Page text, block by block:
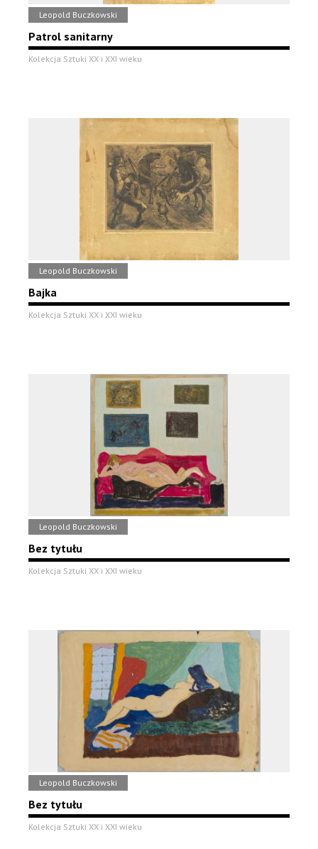
Leopold Buczkowski
Patrol sanitarny
Kolekcja Sztuki XX i XXI wieku
Leopold Buczkowski
Bajka
Kolekcja Sztuki XX i XXI wieku
Leopold Buczkowski
Bez tytułu
Kolekcja Sztuki XX i XXI wieku
Leopold Buczkowski
Bez tytułu
Kolekcja Sztuki XX i XXI wieku